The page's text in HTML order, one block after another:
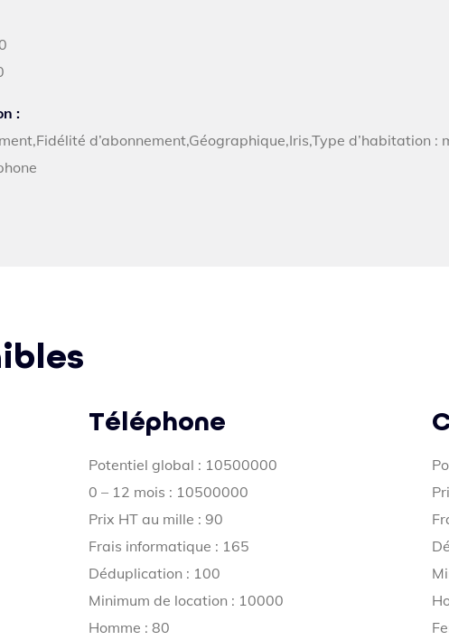
:
d’abonnement,Géographique,Iris,Type d’habitation :
Téléphone
Potentiel global : 10500000
0 – 12 mois : 10500000
Prix HT au mille : 90
Frais informatique : 165
Déduplication : 100
Minimum de location : 10000
Homme : 80